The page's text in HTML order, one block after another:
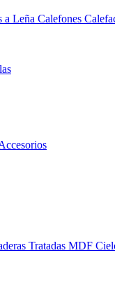
a Leña Calefones
Tratadas MDF